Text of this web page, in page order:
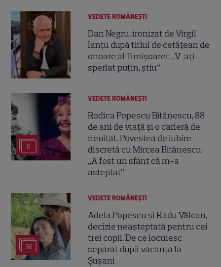
VEDETE ROMÂNEŞTI
Dan Negru, ironizat de Virgil
Ianțu după titlul de cetățean de
onoare al Timișoarei: „V-ați
speriat puțin, știu”
9
VEDETE ROMÂNEŞTI
Rodica Popescu Bitănescu, 88
de ani de viață și o carieră de
neuitat. Povestea de iubire
discretă cu Mircea Bitănescu:
„A fost un sfânt că m-a
așteptat”
36
VEDETE ROMÂNEŞTI
Adela Popescu și Radu Vâlcan,
decizie neașteptată pentru cei
trei copii. De ce locuiesc
separat după vacanța la
Șușani